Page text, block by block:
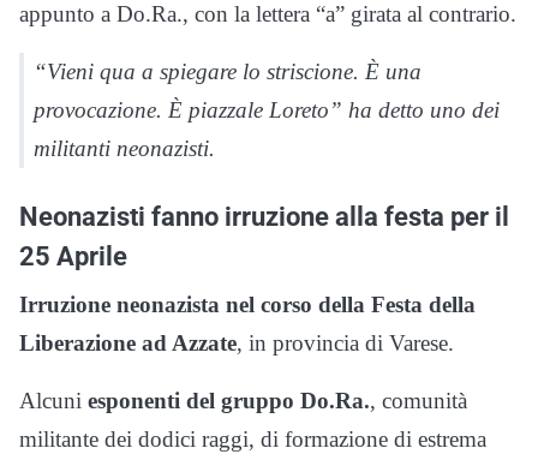
appunto a Do.Ra., con la lettera “a” girata al contrario.
“Vieni qua a spiegare lo striscione. È una
provocazione. È piazzale Loreto” ha detto uno dei
militanti neonazisti.
Neonazisti fanno irruzione alla festa per il
25 Aprile
Irruzione neonazista nel corso della Festa della
Liberazione ad Azzate, in provincia di Varese.
Alcuni esponenti del gruppo Do.Ra., comunità
militante dei dodici raggi, di formazione di estrema